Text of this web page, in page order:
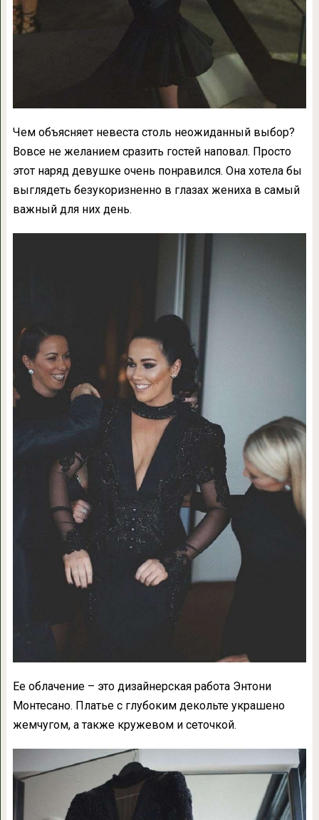
Чем объясняет невеста столь неожиданный выбор?
Вовсе не желанием сразить гостей наповал. Просто
этот наряд девушке очень понравился. Она хотела бы
выглядеть безукоризненно в глазах жениха в самый
важный для них день.
Ее облачение – это дизайнерская работа Энтони
Монтесано. Платье с глубоким декольте украшено
жемчугом, а также кружевом и сеточкой.